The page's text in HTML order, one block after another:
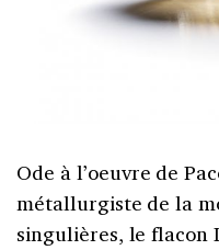
Ode à l’oeuvre de
métallurgiste de la
singulières, le flacon